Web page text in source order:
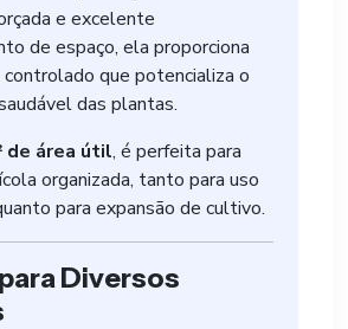
e excelente
de espaço, ela proporciona
que potencializa o
das plantas.
de área útil, é perfeita para
organizada, tanto para uso
para expansão de cultivo.
Diversos